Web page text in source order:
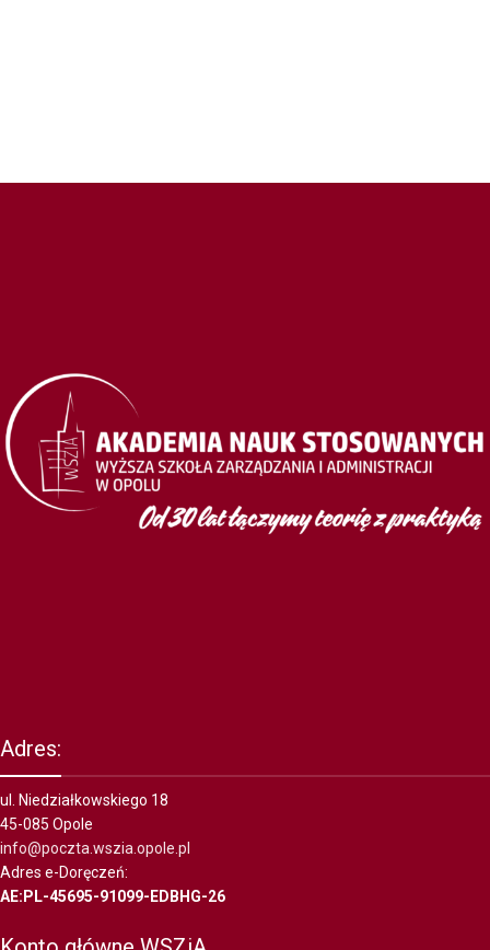
Adres:
ul. Niedziałkowskiego 18
45-085 Opole
info@poczta.wszia.opole.pl
Adres e-Doręczeń:
AE:PL-45695-91099-EDBHG-26